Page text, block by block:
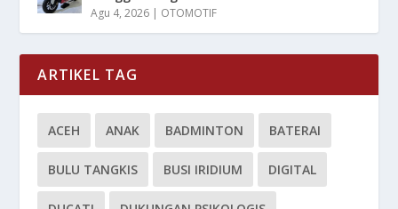
Agu 4, 2026 | OTOMOTIF
ARTIKEL TAG
ACEH ANAK BADMINTON BATERAI
BULU TANGKIS BUSI IRIDIUM DIGITAL